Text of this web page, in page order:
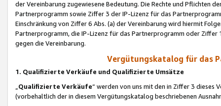
der Vereinbarung zugewiesene Bedeutung. Die Rechte und Pflichten
Partnerprogramm sowie Ziffer 3 der IP-Lizenz für das
Einschränkung von Ziffer 6 Abs. (a) der Vereinbarung wird hiermit
Partnerprogramm, die IP-Lizenz für das Partnerprogramm oder
gegen die Vereinbarung.
Vergütungskatalog für das
1. Qualifizierte Verkäufe und Qualifizierte Umsätze
Qualifizierte Verkäufe“ werden von uns mit den in Ziffer 3
(vorbehaltlich der in diesem Vergütungskatalog beschriebenen